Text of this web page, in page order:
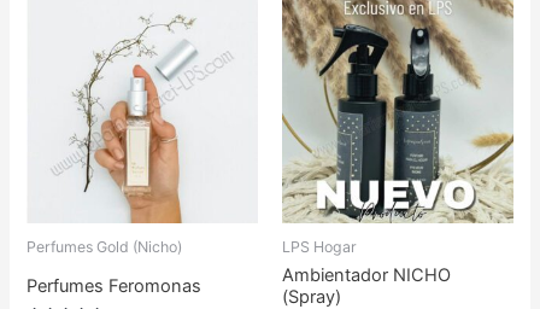
producto
Perfumes Gold (Nicho)
Perfumes Feromonas
de
precios:
desde
11,90€
hasta
42,90€
producto
múltiples
variantes.
opciones
LPS Hogar
Ambientador NICHO
(Spray)
Este
Las